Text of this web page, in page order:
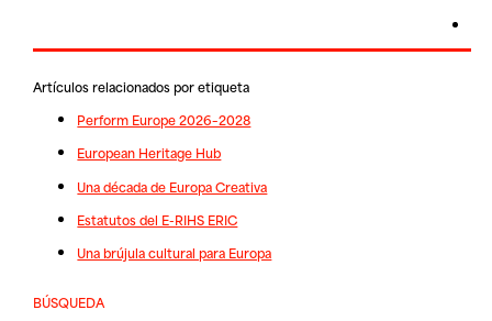
Artículos relacionados por etiqueta
Perform Europe 2026–2028
European Heritage Hub
Una década de Europa Creativa
Estatutos del E-RIHS ERIC
Una brújula cultural para Europa
BÚSQUEDA